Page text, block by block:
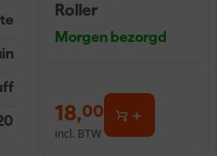
Roller
Morgen bezorgd
18,00
incl. BTW